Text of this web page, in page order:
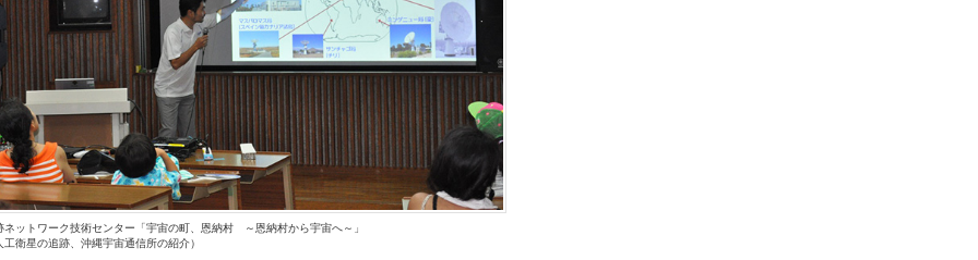
ネットワーク技術センター「宇宙の町、恩納村 ～恩納村から宇宙へ～」
工衛星の追跡、沖縄宇宙通信所の紹介）